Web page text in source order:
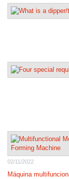
02/11/2022
Máquina